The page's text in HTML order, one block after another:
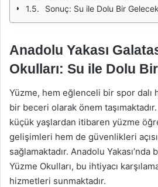
Sonuç: Su ile Dolu Bir Gelecek İçin
Anadolu Yakası
Okulları: Su ile Dolu
Yüzme, hem eğlenceli bir spor dalı
bir beceri olarak önem
küçük yaşlardan itibaren yüzme
gelişimleri hem de güvenlikleri
sağlamaktadır. Anadolu Yakası’nda
Yüzme Okulları, bu ihtiyacı
hizmetleri sunmaktadır.